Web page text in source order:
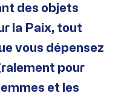
des objets
la Paix, tout
vous dépensez
pour
et les